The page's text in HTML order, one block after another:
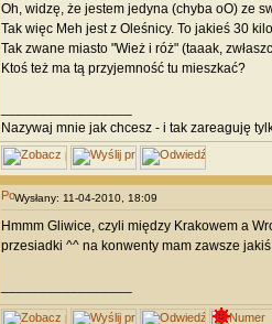
Oh, widzę, że jestem jedyna (chyba oO) ze
Tak więc Meh jest z Oleśnicy. To jakieś 30
Tak zwane miasto "Wież i róż" (taaak,
Ktoś też ma tą przyjemność tu mieszkać?
Nazywaj mnie jak chcesz - i tak zareaguję
Wysłany: 11-04-2010, 18:09
Hmmm Gliwice, czyli między Krakowem a
przesiadki ^^ na konwenty mam zawsze